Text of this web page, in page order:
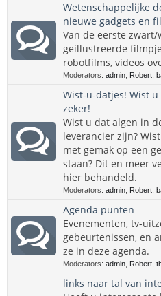
Wetenschappelijke
nieuwe gadgets en
Van de eerste
geillustreerde
robotfilms, videos
Moderators: admin Robert
Wist-u-datjes! Wist
zeker!
Wist u dat algen in
leverancier zijn?
met gemak op een
staan? Dit en meer
hier behandeld.
Moderators: admin Robert
Agenda punten
Evenementen, tv-
gebeurtenissen, en
ze in deze agenda.
Moderators: admin Robert
links naar tal van